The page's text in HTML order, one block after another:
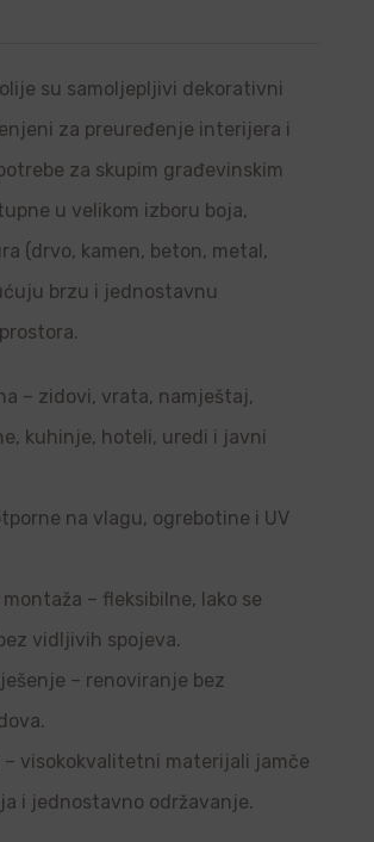
su samoljepljivi dekorativni
za preuređenje interijera i
za skupim građevinskim
u velikom izboru boja,
(drvo, kamen, beton, metal,
brzu i jednostavnu
– zidovi, vrata, namještaj,
kuhinje, hoteli, uredi i javni
na vlagu, ogrebotine i UV
montaža – fleksibilne, lako se
vidljivih spojeva.
– renoviranje bez
– visokokvalitetni materijali jamče
i jednostavno održavanje.